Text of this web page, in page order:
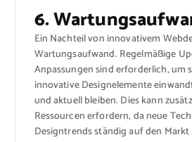
6.
Ein Nachteil von innovativem
Wartungsaufwand. Regelmäßige
Anpassungen sind erforderlich, um
innovative Designelemente
und aktuell bleiben. Dies kann
Ressourcen erfordern, da neue
Designtrends ständig auf den